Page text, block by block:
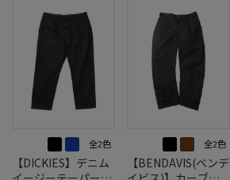
全2色
【DICKIES】デニム
全2色
【BENDAVIS(ベンデ